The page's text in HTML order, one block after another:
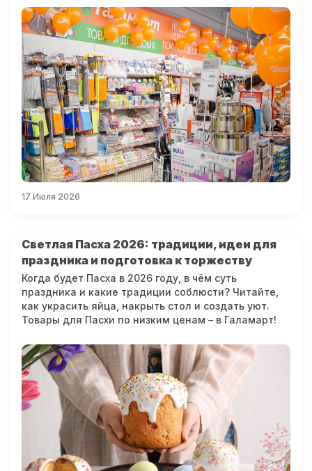
17 Июля 2026
Светлая Пасха 2026: традиции, идеи для
праздника и подготовка к торжеству
Когда будет Пасха в 2026 году, в чём суть
праздника и какие традиции соблюсти? Читайте,
как украсить яйца, накрыть стол и создать уют.
Товары для Пасхи по низким ценам – в Галамарт!